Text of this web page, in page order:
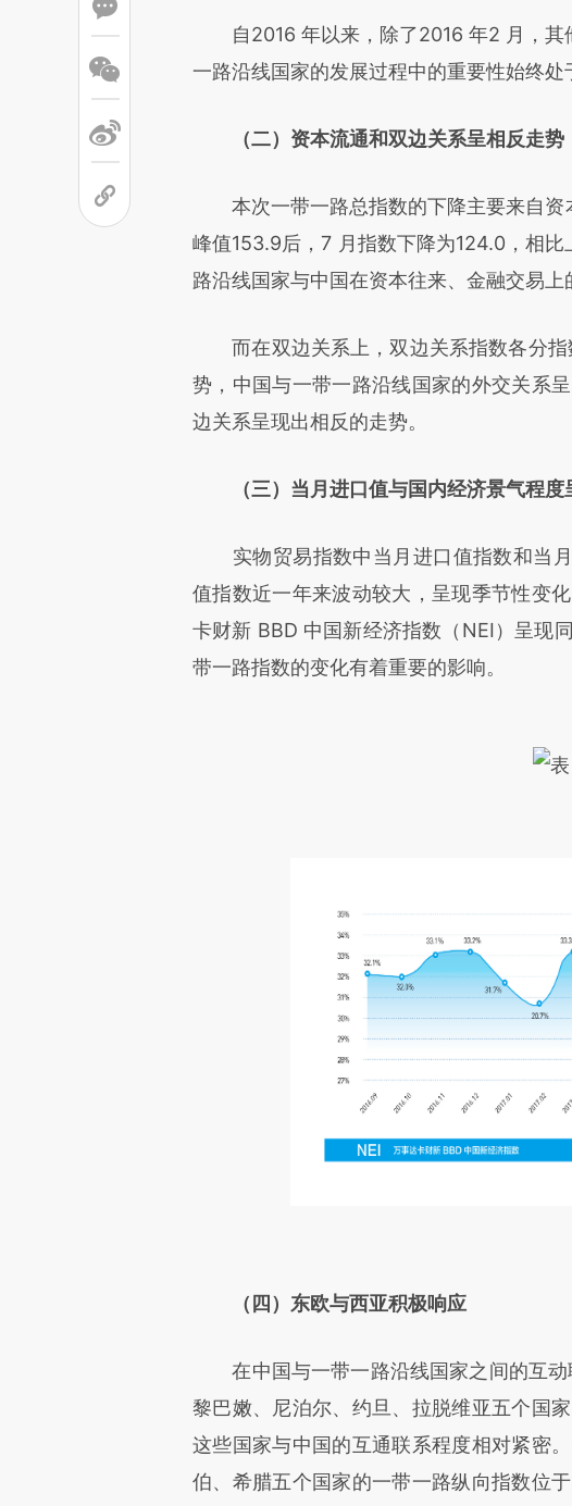
自2016 年以来，除了2016 年2 月，其
一路沿线国家的发展过程中的重要性始终处
（二）资本流通和双边关系呈相反走势
本次一带一路总指数的下降主要来自资
峰值153.9后，7 月指数下降为124.0，相
路沿线国家与中国在资本往来、金融交易上
而在双边关系上，双边关系指数各分指
势，中国与一带一路沿线国家的外交关系
边关系呈现出相反的走势。
（三）当月进口值与国内经济景气程度
实物贸易指数中当月进口值指数和当月
值指数近一年来波动较大，呈现季节性变
卡财新 BBD 中国新经济指数（NEI）呈现
带一路指数的变化有着重要的影响。
（四）东欧与西亚积极响应
在中国与一带一路沿线国家之间的互动
黎巴嫩、尼泊尔、约旦、拉脱维亚五个国
这些国家与中国的互通联系程度相对紧密
伯、希腊五个国家的一带一路纵向指数位